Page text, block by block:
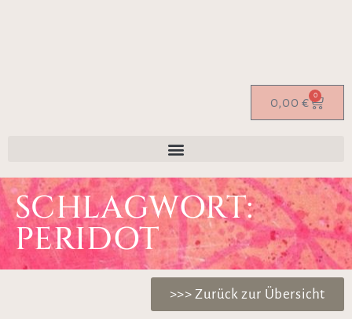
0,00 € 0
SCHLAGWORT:
PERIDOT
>>> Zurück zur Übersicht